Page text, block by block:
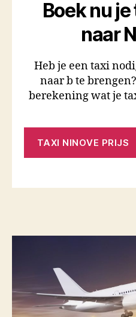
Boek nu
naar
Heb je een taxi
naar b te
berekening wat je
TAXI NINOVE PRIJS